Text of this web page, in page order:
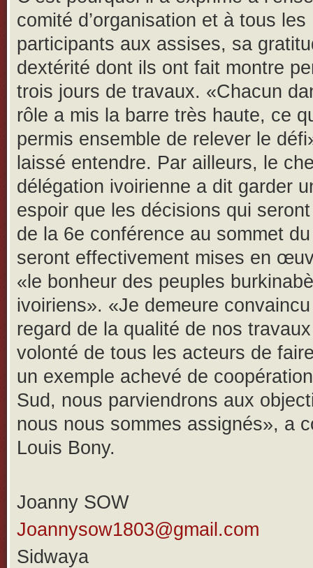
comité d’organisation et à tous les
participants aux assises, sa
dextérité dont ils ont fait montre
trois jours de travaux. «Chacun
rôle a mis la barre très haute, ce
permis ensemble de relever le
laissé entendre. Par ailleurs, le
délégation ivoirienne a dit garder
espoir que les décisions qui
de la 6e conférence au sommet
seront effectivement mises en
«le bonheur des peuples
ivoiriens». «Je demeure convaincu
regard de la qualité de nos
volonté de tous les acteurs de
un exemple achevé de
Sud, nous parviendrons aux
nous nous sommes assignés», a
Louis Bony.
Joanny SOW
Joannysow1803@gmail.com
Sidwaya